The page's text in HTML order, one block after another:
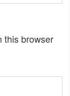
this browser